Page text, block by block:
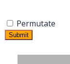
Permutate
Submit